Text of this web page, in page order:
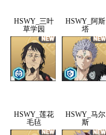
HSWY_三叶
草学园
HSWY_阿斯
塔
HSWY_莲花
毛毡
HSWY_马尔
斯